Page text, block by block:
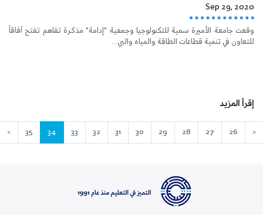
Sep 29, 2020
وقعت جامعة الأميرة سمية للتكنولوجيا وجمعية "إدامة" مذكرة تفاهم تفتح آفاقاً
للتعاون في تنمية قطاعات الطاقة والمياه والبي...
إقرأ المزيد
<
26
27
28
29
30
31
32
33
34
35
>